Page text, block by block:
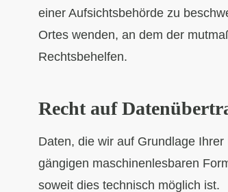
einer Aufsichtsbehörde zu
Ortes wenden, an dem der
Rechtsbehelfen.
Recht auf
Daten, die wir auf Grundlage
gängigen maschinenlesbaren
soweit dies technisch möglich ist.